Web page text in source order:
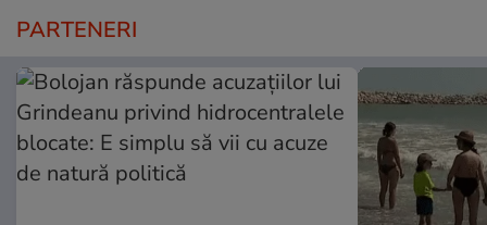
PARTENERI